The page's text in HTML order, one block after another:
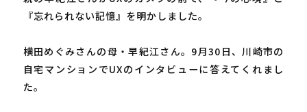
『忘れられない記憶』を明かしました。
横田めぐみさんの母・早紀江さん。9月30日、川崎市の
自宅マンションでUXのインタビューに答えてくれまし
た。